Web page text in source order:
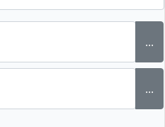
...
...